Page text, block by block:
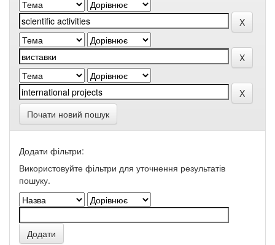
Почати новий пошук
Додати фільтри:
Використовуйте фільтри для уточнення результатів
пошуку.